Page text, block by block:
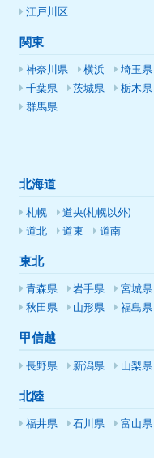
江戸川区
関東
神奈川県 横浜
埼玉県
千葉県
茨城県
栃木県
群馬県
北海道
札幌
道央(札幌以外)
道北
道東 道南
東北
青森県 岩手県
宮城県
秋田県
山形県 福島県
甲信越
長野県 新潟県 山梨県
北陸
福井県 石川県 富山県